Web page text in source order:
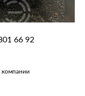
66 92
компании